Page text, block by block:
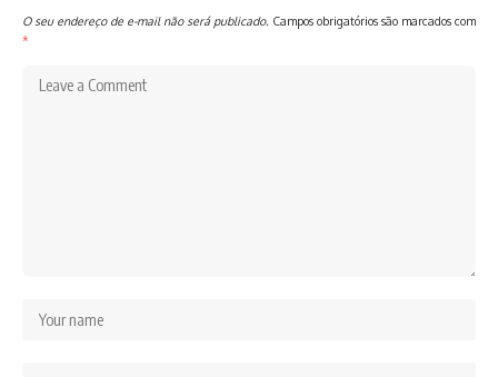
O seu endereço de e-mail não será publicado. Campos obrigatórios são marcados com
*